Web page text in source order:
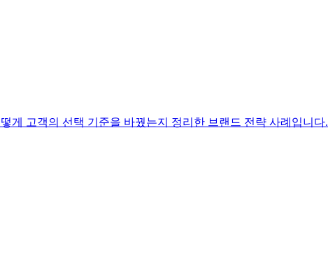
게 고객의 선택 기준을 바꿨는지 정리한 브랜드 전략 사례입니다.